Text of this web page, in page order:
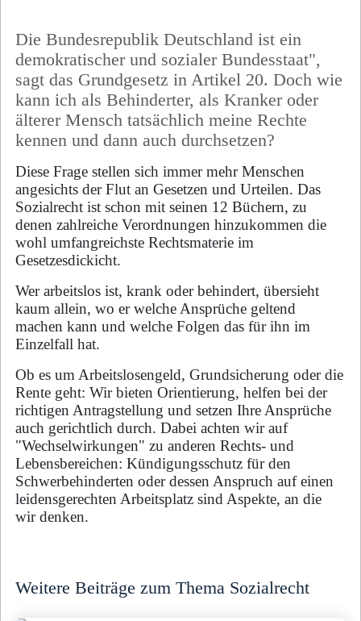
Die Bundesrepublik Deutschland ist ein
demokratischer und sozialer Bundesstaat",
sagt das Grundgesetz in Artikel 20. Doch wie
kann ich als Behinderter, als Kranker oder
älterer Mensch tatsächlich meine Rechte
kennen und dann auch durchsetzen?
Diese Frage stellen sich immer mehr Menschen
angesichts der Flut an Gesetzen und Urteilen. Das
Sozialrecht ist schon mit seinen 12 Büchern, zu
denen zahlreiche Verordnungen hinzukommen die
wohl umfangreichste Rechtsmaterie im
Gesetzesdickicht.
Wer arbeitslos ist, krank oder behindert, übersieht
kaum allein, wo er welche Ansprüche geltend
machen kann und welche Folgen das für ihn im
Einzelfall hat.
Ob es um Arbeitslosengeld, Grundsicherung oder die
Rente geht: Wir bieten Orientierung, helfen bei der
richtigen Antragstellung und setzen Ihre Ansprüche
auch gerichtlich durch. Dabei achten wir auf
"Wechselwirkungen" zu anderen Rechts- und
Lebensbereichen: Kündigungsschutz für den
Schwerbehinderten oder dessen Anspruch auf einen
leidensgerechten Arbeitsplatz sind Aspekte, an die
wir denken.
Weitere Beiträge zum Thema Sozialrecht